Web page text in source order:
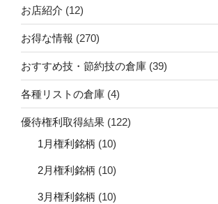
お店紹介 (12)
お得な情報 (270)
おすすめ技・節約技の倉庫 (39)
各種リストの倉庫 (4)
優待権利取得結果 (122)
1月権利銘柄 (10)
2月権利銘柄 (10)
3月権利銘柄 (10)